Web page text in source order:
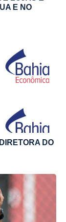
E NO
DO